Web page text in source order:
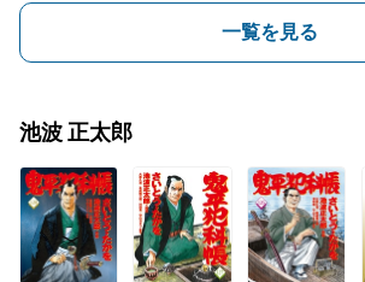
一覧を見る
池波 正太郎